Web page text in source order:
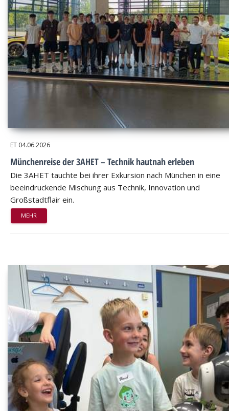
ET 04.06.2026
Münchenreise der 3AHET – Technik hautnah erleben
Die 3AHET tauchte bei ihrer Exkursion nach München in eine
beeindruckende Mischung aus Technik, Innovation und
Großstadtflair ein.
MEHR